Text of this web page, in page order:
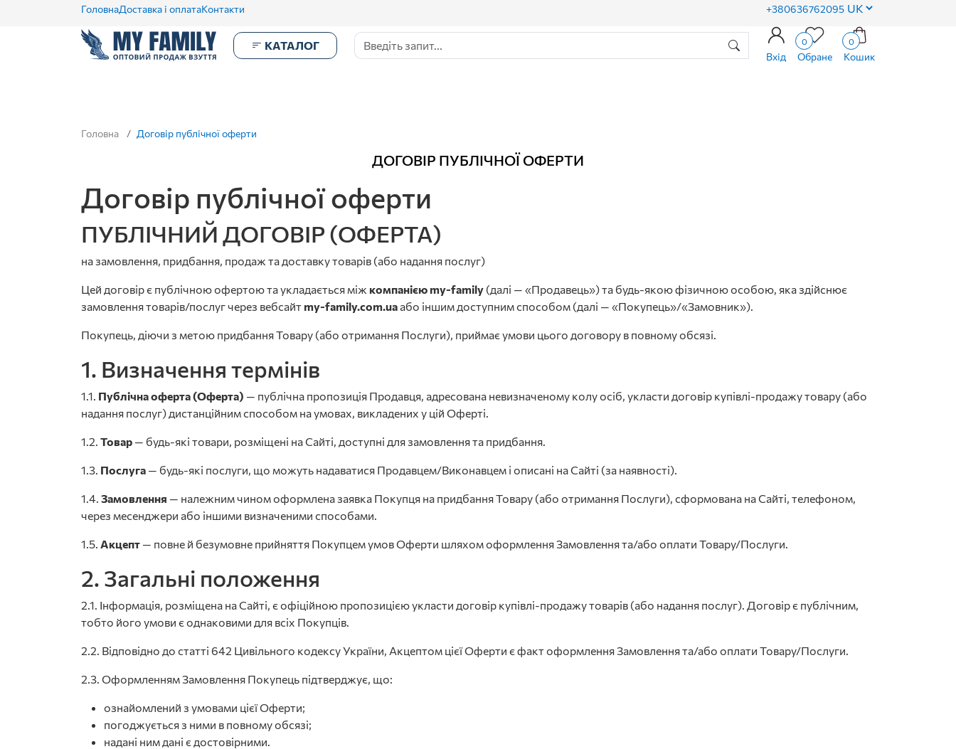
ГоловнаДоставка і оплатаКонтакти +380636762095
КАТАЛОГ
Вхід
0
Обране
0
Кошик
Головна Договір публічної оферти
ДОГОВІР ПУБЛІЧНОЇ ОФЕРТИ
Договір публічної оферти
ПУБЛІЧНИЙ ДОГОВІР (ОФЕРТА)
на замовлення, придбання, продаж та доставку товарів (або надання послуг)
Цей договір є публічною офертою та укладається між компанією my-family (далі — «Продавець») та будь-якою фізичною особою, яка здійснює
замовлення товарів/послуг через вебсайт my-family.com.ua або іншим доступним способом (далі — «Покупець»/«Замовник»).
Покупець, діючи з метою придбання Товару (або отримання Послуги), приймає умови цього договору в повному обсязі.
1. Визначення термінів
1.1. Публічна оферта (Оферта) — публічна пропозиція Продавця, адресована невизначеному колу осіб, укласти договір купівлі-продажу товару (або
надання послуг) дистанційним способом на умовах, викладених у цій Оферті.
1.2. Товар — будь-які товари, розміщені на Сайті, доступні для замовлення та придбання.
1.3. Послуга — будь-які послуги, що можуть надаватися Продавцем/Виконавцем і описані на Сайті (за наявності).
1.4. Замовлення — належним чином оформлена заявка Покупця на придбання Товару (або отримання Послуги), сформована на Сайті, телефоном,
через месенджери або іншими визначеними способами.
1.5. Акцепт — повне й безумовне прийняття Покупцем умов Оферти шляхом оформлення Замовлення та/або оплати Товару/Послуги.
2. Загальні положення
2.1. Інформація, розміщена на Сайті, є офіційною пропозицією укласти договір купівлі-продажу товарів (або надання послуг). Договір є публічним,
тобто його умови є однаковими для всіх Покупців.
2.2. Відповідно до статті 642 Цивільного кодексу України, Акцептом цієї Оферти є факт оформлення Замовлення та/або оплати Товару/Послуги.
2.3. Оформленням Замовлення Покупець підтверджує, що:
ознайомлений з умовами цієї Оферти;
погоджується з ними в повному обсязі;
надані ним дані є достовірними.